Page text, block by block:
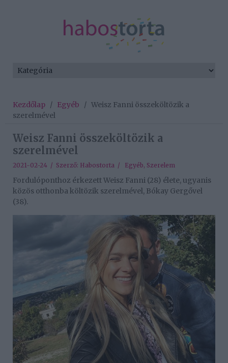
Kezdőlap / Egyéb / Weisz Fanni összeköltözik a
szerelmével
Weisz Fanni összeköltözik a
szerelmével
2021-02-24 / Szerző: Habostorta / Egyéb, Szerelem
Fordulóponthoz érkezett Weisz Fanni (28) élete, ugyanis
közös otthonba költözik szerelmével, Bókay Gergővel
(38).